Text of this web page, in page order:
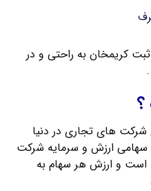
کریمخان به راحتی و در
های تجاری در دنیا
ارزش و سرمایه شرکت
است و ارزش هر سهام به